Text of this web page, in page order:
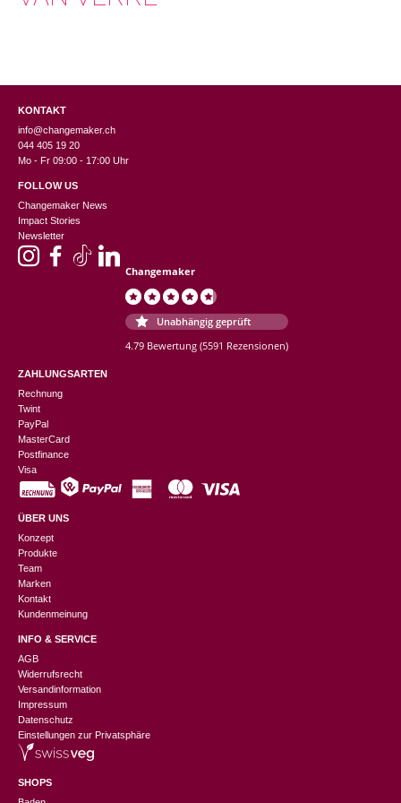
KONTAKT
info@changemaker.ch
044 405 19 20
Mo - Fr 09:00 - 17:00 Uhr
FOLLOW US
Changemaker News
Impact Stories
Newsletter
Changemaker
Unabhängig geprüft
4.79 Bewertung (5591 Rezensionen)
ZAHLUNGSARTEN
Rechnung
Twint
PayPal
MasterCard
Postfinance
Visa
ÜBER UNS
Konzept
Produkte
Team
Marken
Kontakt
Kundenmeinung
INFO & SERVICE
AGB
Widerrufsrecht
Versandinformation
Impressum
Datenschutz
Einstellungen zur Privatsphäre
SHOPS